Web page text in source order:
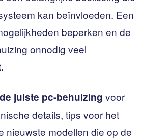
kan beïnvloeden. Een
beperken en de
onnodig veel
juiste pc-behuizing voor
details, tips voor het
nieuwste modellen die op de